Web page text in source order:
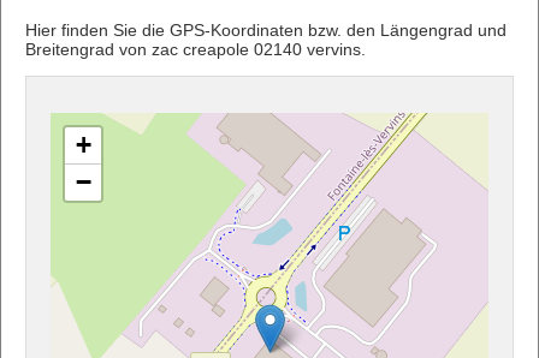
Hier finden Sie die GPS-Koordinaten bzw. den Längengrad und
Breitengrad von zac creapole 02140 vervins.
+
−